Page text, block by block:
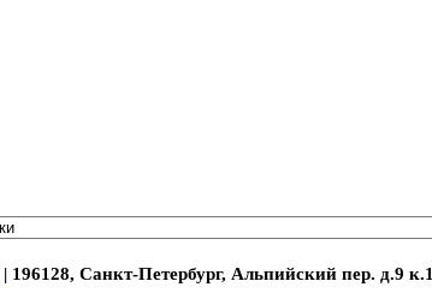
| 196128, Санкт-Петербург, Альпийский пер. д.9 к.1